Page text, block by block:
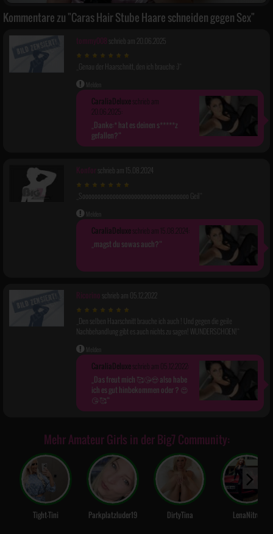
Kommentare zu "Caras Hair Stube Haare schneiden gegen Sex"
tommy008 schrieb am 20.06.2025
Genau der Haarschnitt, den ich brauche ;)
Melden
CaraliaDeluxeschrieb am
20.06.2025:
Danke:* hat es deinen s*****z
gefallen?
Konforschrieb am 15.08.2024
Sooooooooooooooooooooooooooooooooooo Geil
Melden
CaraliaDeluxeschrieb am 15.08.2024:
magst du sowas auch?
Ricorino schrieb am 05.12.2022
Den selben Haarschnitt brauche ich auch ! Und gegen die geile
Nachbehandlung gibt es auch nichts zu sagen! WUNDERSCHOEN!
Melden
CaraliaDeluxeschrieb am 05.12.2022:
Das freut mich 🥰😘😍 also habe
ich es gut hinbekommen oder ? 😍
😘🥰
Mehr Amateur Girls in der Big7 Community:
Tight-Tini Parkplatzluder19 DirtyTina LenaNitro